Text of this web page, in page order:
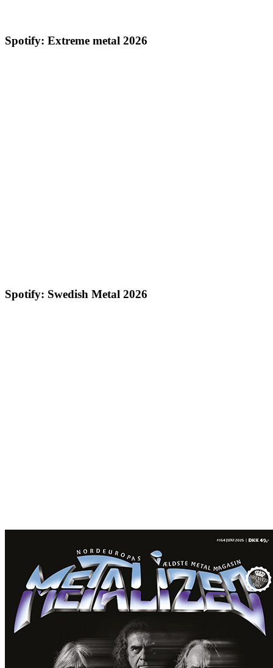
Spotify: Extreme metal 2026
Spotify: Swedish Metal 2026